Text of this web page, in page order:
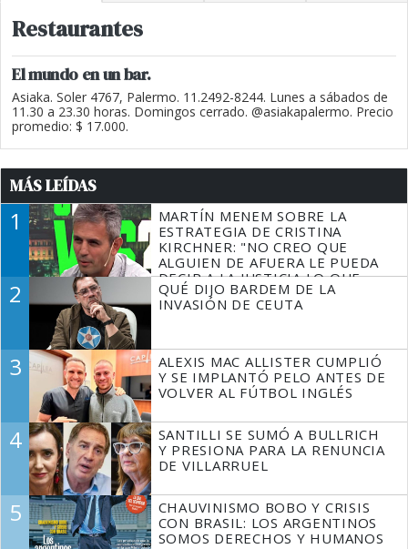
Restaurantes
El mundo en un bar.
Asiaka. Soler 4767, Palermo. 11.2492-8244. Lunes a sábados de
11.30 a 23.30 horas. Domingos cerrado. @asiakapalermo. Precio
promedio: $ 17.000.
MÁS LEÍDAS
1
MARTÍN MENEM SOBRE LA
ESTRATEGIA DE CRISTINA
KIRCHNER: "NO CREO QUE
ALGUIEN DE AFUERA LE PUEDA
DECIR A LA JUSTICIA LO QUE
TIENE QUE HACER"
2
QUÉ DIJO BARDEM DE LA
INVASIÓN DE CEUTA
3
ALEXIS MAC ALLISTER CUMPLIÓ
Y SE IMPLANTÓ PELO ANTES DE
VOLVER AL FÚTBOL INGLÉS
4
SANTILLI SE SUMÓ A BULLRICH
Y PRESIONA PARA LA RENUNCIA
DE VILLARRUEL
5
CHAUVINISMO BOBO Y CRISIS
CON BRASIL: LOS ARGENTINOS
SOMOS DERECHOS Y HUMANOS